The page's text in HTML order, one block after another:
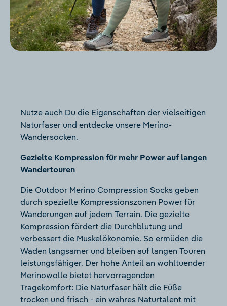
Nutze auch Du die Eigenschaften der vielseitigen
Naturfaser und entdecke unsere Merino-
Wandersocken.
Gezielte Kompression für mehr Power auf langen
Wandertouren
Die Outdoor Merino Compression Socks geben
durch spezielle Kompressionszonen Power für
Wanderungen auf jedem Terrain. Die gezielte
Kompression fördert die Durchblutung und
verbessert die Muskelökonomie. So ermüden die
Waden langsamer und bleiben auf langen Touren
leistungsfähiger. Der hohe Anteil an wohltuender
Merinowolle bietet hervorragenden
Tragekomfort: Die Naturfaser hält die Füße
trocken und frisch - ein wahres Naturtalent mit